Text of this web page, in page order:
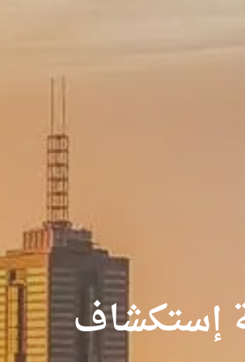
إستكشاف